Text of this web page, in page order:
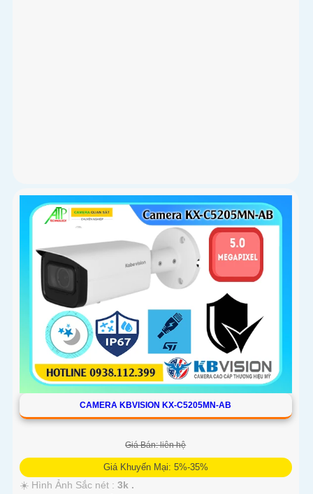
CAMERA KBVISION KX-C5205MN-AB
Giá Bán: liên hệ
Giá Khuyến Mại: 5%-35%
☀️ Hình Ảnh Sắc nét : 3k .